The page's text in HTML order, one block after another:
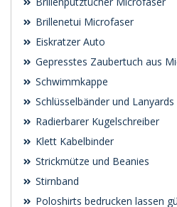
Brillenetui Microfaser
Eiskratzer Auto
Gepresstes Zaubertuch aus
Schwimmkappe
Schlüsselbänder und Lanyards
Radierbarer Kugelschreiber
Klett Kabelbinder
Strickmütze und Beanies
Stirnband
Poloshirts bedrucken lassen